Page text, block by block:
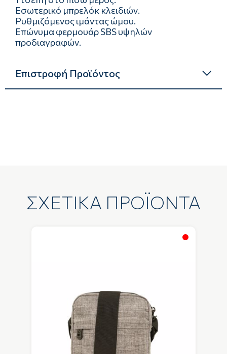
Εσωτερικό μπρελόκ κλειδιών.
Ρυθμιζόμενος ιμάντας ώμου.
Επώνυμα φερμουάρ SBS υψηλών
προδιαγραφών.
Επιστροφή Προϊόντος
ΣΧΕΤΙΚΑ ΠΡΟΪΟΝΤΑ